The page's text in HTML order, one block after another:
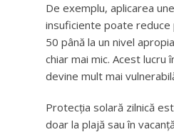
De exemplu, aplicarea
insuficiente poate reduce
50 până la un nivel
chiar mai mic. Acest lucru
devine mult mai
Protecția solară zilnică
doar la plajă sau în